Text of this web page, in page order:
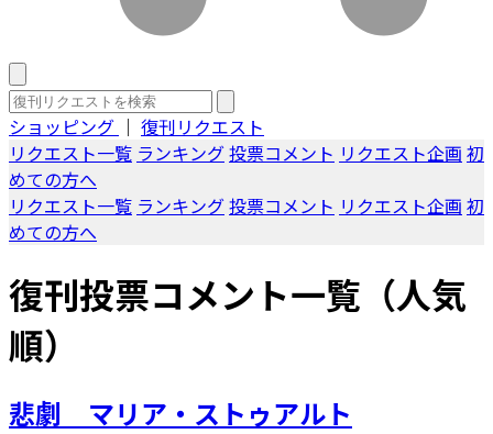
ショッピング ｜ 復刊リクエスト
リクエスト一覧 ランキング投票コメント リクエスト企画 初
めての方へ
リクエスト一覧 ランキング投票コメント リクエスト企画 初
めての方へ
復刊投票コメント一覧（人気
順）
悲劇 マリア・ストゥアルト